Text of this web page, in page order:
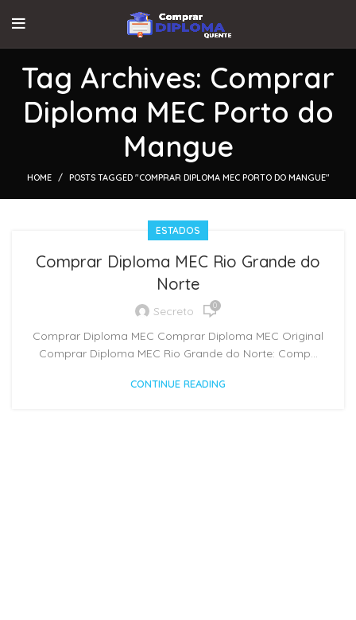
Tag Archives: Comprar
Diploma MEC Porto do
Mangue
HOME POSTS TAGGED "COMPRAR DIPLOMA MEC PORTO DO MANGUE"
ESTADOS
Comprar Diploma MEC Rio Grande do
Norte
Secreto 0
Comprar Diploma MEC Comprar Diploma MEC Original
Comprar Diploma MEC Rio Grande do Norte: Comp...
CONTINUE READING